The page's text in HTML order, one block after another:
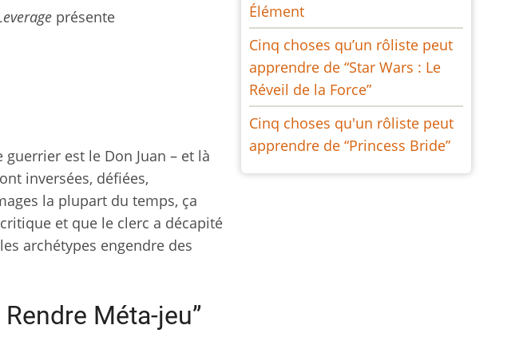
présente
est le Don Juan – et là
inversées, défiées,
la plupart du temps, ça
et que le clerc a décapité
archétypes engendre des
Méta-jeu”
Élément
Cinq choses qu’un rôliste peut
apprendre de “Star Wars : Le
Réveil de la Force”
Cinq choses qu'un rôliste peut
apprendre de “Princess Bride”